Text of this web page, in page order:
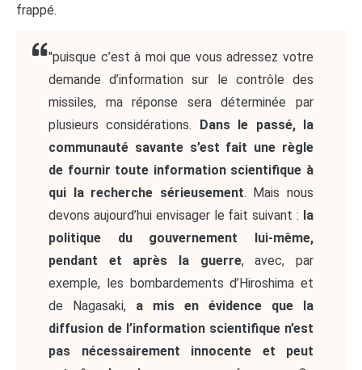
frappé.
"puisque c’est à moi que vous adressez votre
demande d’information sur le contrôle des
missiles, ma réponse sera déterminée par
plusieurs considérations. Dans le passé, la
communauté savante s’est fait une règle
de fournir toute information scientifique à
qui la recherche sérieusement. Mais nous
devons aujourd’hui envisager le fait suivant : la
politique du gouvernement lui-même,
pendant et après la guerre, avec, par
exemple, les bombardements d’Hiroshima et
de Nagasaki, a mis en évidence que la
diffusion de l’information scientifique n’est
pas nécessairement innocente et peut